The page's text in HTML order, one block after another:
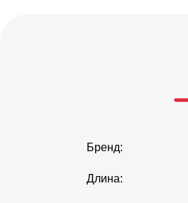
Бренд:
Длина: